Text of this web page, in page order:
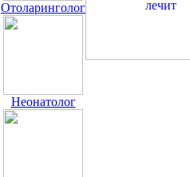
Отоларинголог
Неонатолог